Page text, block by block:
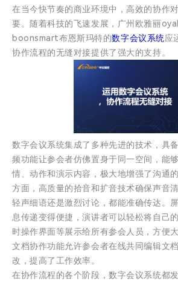
在当今快节奏的商业环境中，高效的协作
要。随着科技的飞速发展，广州欧雅丽
boonsmart布恩斯玛特的数字会议系统应
协作流程的无缝对接提供了强大的支持。
数字会议系统集成了多种先进的技术，具
频功能让参会者仿佛置身于同一空间，能
情、动作和演示内容，极大地增强了沟通
方面，高质量的拾音和扩音技术确保声音
轻声细语还是激烈讨论，都能准确传达。
息传递变得便捷，演讲者可以轻松将自己
时操作界面等展示给所有参会人员，方便
文档协作功能允许参会者在线共同编辑文
改，提高了工作效率。
在协作流程的各个阶段，数字会议系统都